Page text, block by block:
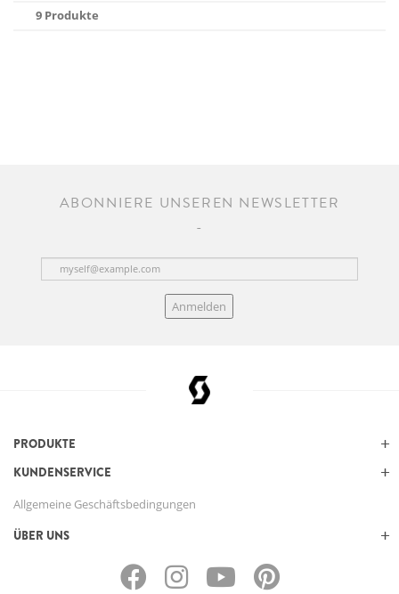
9 Produkte
ABONNIERE UNSEREN NEWSLETTER
Anmelden
PRODUKTE
KUNDENSERVICE
Allgemeine Geschäftsbedingungen
ÜBER UNS